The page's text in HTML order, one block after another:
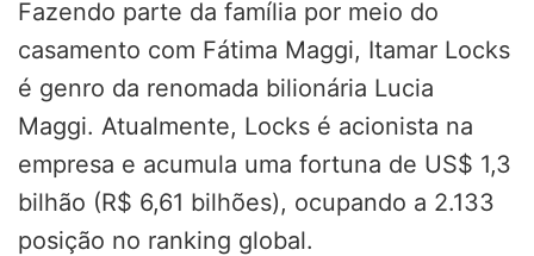
Fazendo parte da família por meio do
casamento com Fátima Maggi, Itamar Locks
é genro da renomada bilionária Lucia
Maggi. Atualmente, Locks é acionista na
empresa e acumula uma fortuna de US$ 1,3
bilhão (R$ 6,61 bilhões), ocupando a 2.133
posição no ranking global.